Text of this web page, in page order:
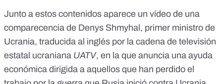
Junto a estos contenidos aparece un vídeo de una
comparecencia de Denys Shmyhal , primer ministro de
Ucrania, traducida al inglés por la cadena de televisión
estatal ucraniana UATV, en la que anuncia una ayuda
económica dirigida a aquellos que han perdido el